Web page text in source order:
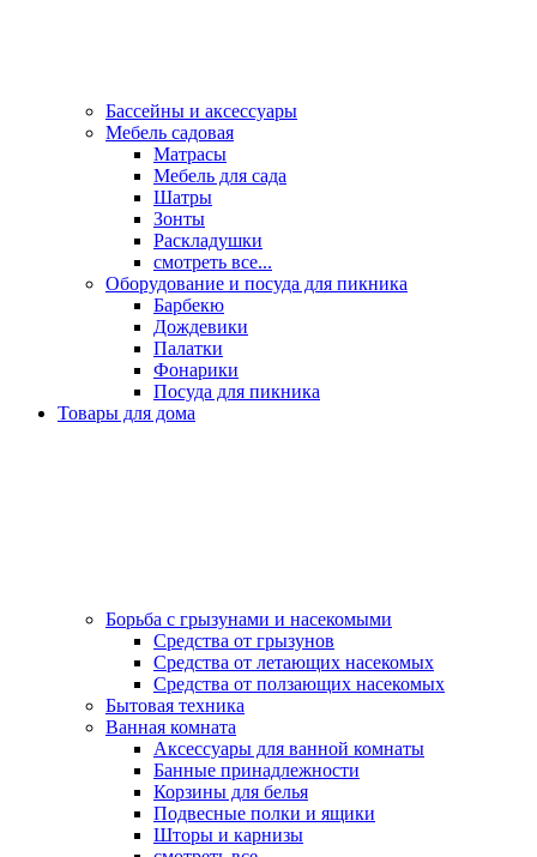
Бассейны и аксессуары
Мебель садовая
Матрасы
Мебель для сада
Шатры
Зонты
Раскладушки
смотреть все...
Оборудование и посуда для пикника
Барбекю
Дождевики
Палатки
Фонарики
Посуда для пикника
Товары для дома
Борьба с грызунами и насекомыми
Средства от грызунов
Средства от летающих насекомых
Средства от ползающих насекомых
Бытовая техника
Ванная комната
Аксессуары для ванной комнаты
Банные принадлежности
Корзины для белья
Подвесные полки и ящики
Шторы и карнизы